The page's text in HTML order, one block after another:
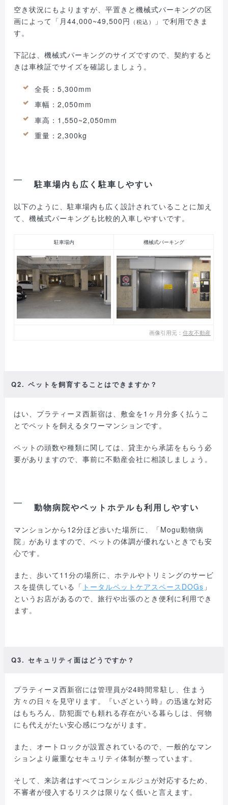
空き状況にもよりますが、平置きと機械式パーキングの区
画によって「月44,000~49,500円 （税込）
」で利用できま
す。
下記は、機械式パーキングのサイズですので、契約すると
きは車検証でサイズを確認しましょう。
全長：5,300mm
車幅：2,050mm
車高：1,550~2,050mm
重量：2,300kg
駐車場内も広く駐車しやすい
以下のように、駐車場内も広く設計されていることに加え
て、機械式パーキングも比較的入車しやすいです。
駐車場内 機械式パーキング
画像引用元：住友不動産
Q2. ペットを飼育することはできますか？
はい、プラティーヌ西新宿は、敷金を1ヶ月分多く払うこ
とでペットを飼えるタワーマンションです。
ペットの頭数や種類に関しては、貸主から承諾をもらう必
要がありますので、事前に不動産会社に相談しましょう。
動物病院やペットホテルも利用しやすい
マンションから12分ほど歩いた場所に、「Mogu動物病
院」がありますので、ペットの体調が優れないときでも安
心です。
また、歩いて11分の場所に、ホテルやトリミングのサービ
スを提供している「 トータルペットケアスペースDOGs 」
というお店があるので、旅行や出張のとき便利に利用でき
ます。
Q3. セキュリティ面はどうですか？
プラティーヌ西新宿には管理員が24時間常駐し、住まう
方々の日々を見守ります。『いざという時』の迅速な対応
はもちろん、防犯面でも頼れる存在がいる暮らしは、何物
にも代えがたい安心感につながります。
また、オートロックが設置されているので、一般的なマン
ションより厳重なセキュリティ体制が整っています。
そして、来訪者はすべてコンシェルジュが対応するため、
不審者が侵入するリスクは限りなく低いと言えます。